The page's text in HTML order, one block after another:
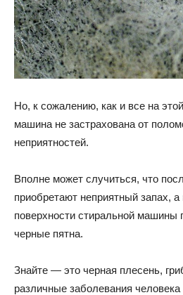
Но, к сожалению, как и все на
машина не застрахована от
неприятностей.
Вполне может случиться, что
приобретают неприятный запах, а
поверхности стиральной машины
черные пятна.
Знайте — это черная плесень,
различные заболевания